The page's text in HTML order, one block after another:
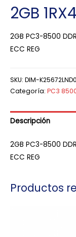
2GB 1RX4
2GB PC3-8500
ECC REG
SKU: DIM-
Categoría: PC3
Descripción
2GB PC3-8500
ECC REG
Productos